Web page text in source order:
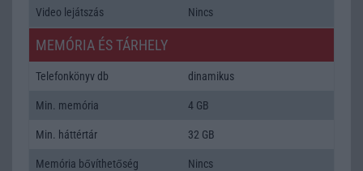
Video lejátszás Nincs
MEMÓRIA ÉS TÁRHELY
Telefonkönyv db dinamikus
Min. memória 4 GB
Min. háttértár 32 GB
Memória bővíthetőség Nincs